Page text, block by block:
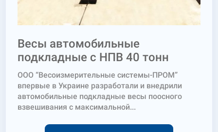
Весы автомобильные
подкладные c НПВ 40 тонн
ООО “Весоизмерительные системы-ПРОМ”
впервые в Украине разработали и внедрили
автомобильные подкладные весы поосного
взвешивания с максимальной...